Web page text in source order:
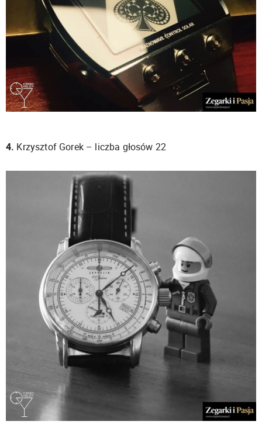
4. Krzysztof Gorek – liczba głosów 22